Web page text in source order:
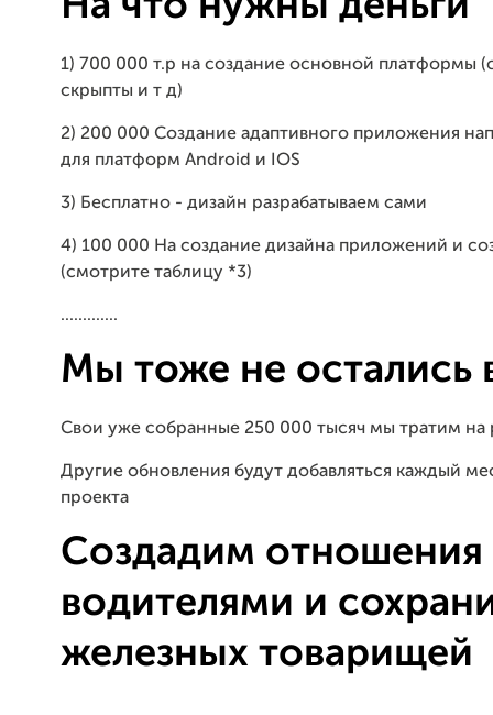
1) 700 000 т.р на создание основной платформы
скрыпты и т д)
2) 200 000 Создание адаптивного приложения
для платформ Android и IOS
3) Бесплатно - дизайн разрабатываем сами
4) 100 000 На создание дизайна приложений и
(смотрите таблицу *3)
.............
Мы тоже не остались
Свои уже собранные 250 000 тысяч мы тратим на
Другие обновления будут добавляться каждый
проекта
Создадим
водителями и
железных товарищей